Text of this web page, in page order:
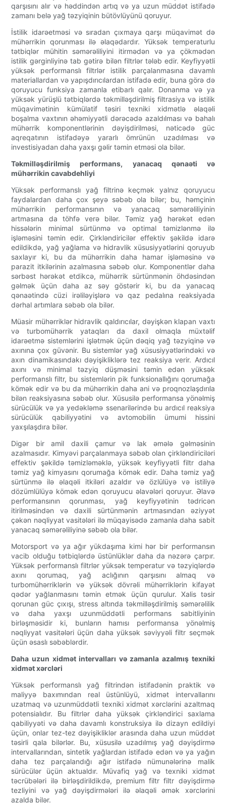
qarşısını alır və həddindən artıq və ya uzun müddət istifadə
zamanı belə yağ təzyiqinin bütövlüyünü qoruyur.
İstilik idarəetməsi və sıradan çıxmaya qarşı müqavimət də
mühərrikin qorunması ilə əlaqədardır. Yüksək temperaturlu
tətbiqlər mühitin səmərəliliyini itirmədən və ya çökmədən
istilik gərginliyinə tab gətirə bilən filtrlər tələb edir. Keyfiyyətli
yüksək performanslı filtrlər istilik parçalanmasına davamlı
materiallardan və yapışdırıcılardan istifadə edir, buna görə də
qoruyucu funksiya zamanla etibarlı qalır. Donanma və ya
yüksək yürüşlü tətbiqlərdə təkmilləşdirilmiş filtrasiya və istilik
müqavimətinin kümülatif təsiri texniki xidmətlə əlaqəli
boşalma vaxtının əhəmiyyətli dərəcədə azaldılması və bahalı
mühərrik komponentlərinin dəyişdirilməsi, nəticədə güc
aqreqatının istifadəyə yararlı ömrünün uzadılması və
investisiyadan daha yaxşı gəlir təmin etməsi ola bilər.
Təkmilləşdirilmiş performans, yanacaq qənaəti və
mühərrikin cavabdehliyi
Yüksək performanslı yağ filtrinə keçmək yalnız qoruyucu
faydalardan daha çox şeyə səbəb ola bilər; bu, həmçinin
mühərrikin performansının və yanacaq səmərəliliyinin
artmasına da töhfə verə bilər. Təmiz yağ hərəkət edən
hissələrin minimal sürtünmə və optimal təmizlənmə ilə
işləməsini təmin edir. Çirkləndiricilər effektiv şəkildə idarə
edildikdə, yağ yağlama və hidravlik xüsusiyyətlərini qoruyub
saxlayır ki, bu da mühərrikin daha hamar işləməsinə və
parazit itkilərinin azalmasına səbəb olur. Komponentlər daha
sərbəst hərəkət etdikcə, mühərrik sürtünmənin öhdəsindən
gəlmək üçün daha az səy göstərir ki, bu da yanacaq
qənaətində cüzi irəliləyişlərə və qaz pedalına reaksiyada
dərhal artımlara səbəb ola bilər.
Müasir mühərriklər hidravlik qaldırıcılar, dəyişkən klapan vaxtı
və turbomühərrik yataqları da daxil olmaqla müxtəlif
idarəetmə sistemlərini işlətmək üçün dəqiq yağ təzyiqinə və
axınına çox güvənir. Bu sistemlər yağ xüsusiyyətlərindəki və
axın dinamikasındakı dəyişikliklərə tez reaksiya verir. Ardıcıl
axını və minimal təzyiq düşməsini təmin edən yüksək
performanslı filtr, bu sistemlərin pik funksionallığını qorumağa
kömək edir və bu da mühərrikin daha ani və proqnozlaşdırıla
bilən reaksiyasına səbəb olur. Xüsusilə performansa yönəlmiş
sürücülük və ya yedəkləmə ssenarilərində bu ardıcıl reaksiya
sürücülük qabiliyyətini və avtomobilin ümumi hissini
yaxşılaşdıra bilər.
Digər bir amil daxili çamur və lak əmələ gəlməsinin
azalmasıdır. Kimyəvi parçalanmaya səbəb olan çirkləndiriciləri
effektiv şəkildə təmizləməklə, yüksək keyfiyyətli filtr daha
təmiz yağ kimyasını qorumağa kömək edir. Daha təmiz yağ
sürtünmə ilə əlaqəli itkiləri azaldır və özlülüyə və istiliyə
dözümlülüyə kömək edən qoruyucu əlavələri qoruyur. Əlavə
performansının qorunması, yağ keyfiyyətinin tədricən
itirilməsindən və daxili sürtünmənin artmasından əziyyət
çəkən nəqliyyat vasitələri ilə müqayisədə zamanla daha sabit
yanacaq səmərəliliyinə səbəb ola bilər.
Motorsport və ya ağır yükdaşıma kimi hər bir performansın
vacib olduğu tətbiqlərdə üstünlüklər daha da nəzərə çarpır.
Yüksək performanslı filtrlər yüksək temperatur və təzyiqlərdə
axını qorumaq, yağ aclığının qarşısını almaq və
turbomühərriklərin və yüksək dövrəli mühərriklərin kifayət
qədər yağlanmasını təmin etmək üçün qurulur. Xalis təsir
qorunan güc çıxışı, stress altında təkmilləşdirilmiş səmərəlilik
və daha yaxşı uzunmüddətli performans sabitliyinin
birləşməsidir ki, bunların hamısı performansa yönəlmiş
nəqliyyat vasitələri üçün daha yüksək səviyyəli filtr seçmək
üçün əsaslı səbəblərdir.
Daha uzun xidmət intervalları və zamanla azalmış texniki
xidmət xərcləri
Yüksək performanslı yağ filtrindən istifadənin praktik və
maliyyə baxımından real üstünlüyü, xidmət intervallarını
uzatmaq və uzunmüddətli texniki xidmət xərclərini azaltmaq
potensialıdır. Bu filtrlər daha yüksək çirkləndirici saxlama
qabiliyyəti və daha davamlı konstruksiya ilə dizayn edildiyi
üçün, onlar tez-tez dəyişikliklər arasında daha uzun müddət
təsirli qala bilərlər. Bu, xüsusilə uzadılmış yağ dəyişdirmə
intervallarından, sintetik yağlardan istifadə edən və ya yağın
daha tez parçalandığı ağır istifadə nümunələrinə malik
sürücülər üçün aktualdır. Müvafiq yağ və texniki xidmət
təcrübələri ilə birləşdirildikdə, premium filtr filtr dəyişdirmə
tezliyini və yağ dəyişdirmələri ilə əlaqəli əmək xərclərini
azalda bilər.